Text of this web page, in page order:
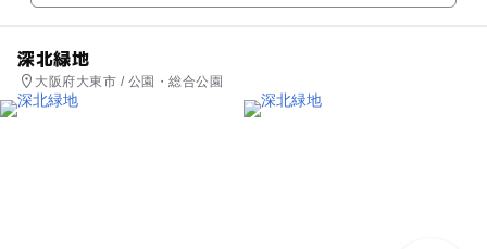
深北緑地
大阪府大東市 / 公園・総合公園